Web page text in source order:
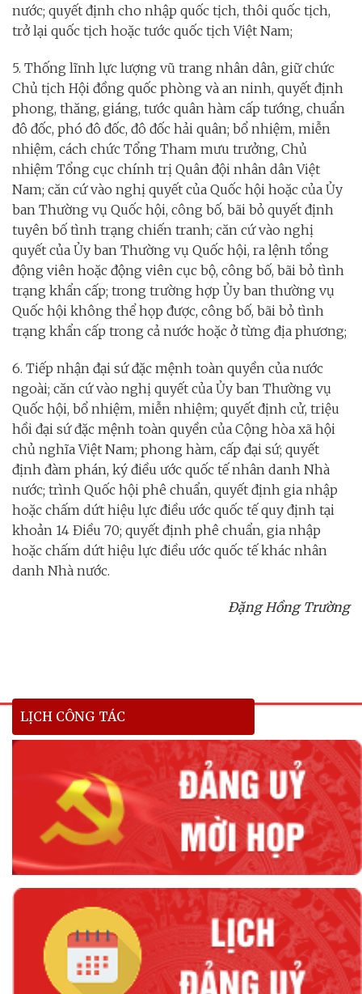
nước; quyết định cho nhập quốc tịch, thôi quốc tịch,
trở lại quốc tịch hoặc tước quốc tịch Việt Nam;
5. Thống lĩnh lực lượng vũ trang nhân dân, giữ chức
Chủ tịch Hội đồng quốc phòng và an ninh, quyết định
phong, thăng, giáng, tước quân hàm cấp tướng, chuẩn
đô đốc, phó đô đốc, đô đốc hải quân; bổ nhiệm, miễn
nhiệm, cách chức Tổng Tham mưu trưởng, Chủ
nhiệm Tổng cục chính trị Quân đội nhân dân Việt
Nam; căn cứ vào nghị quyết của Quốc hội hoặc của Ủy
ban Thường vụ Quốc hội, công bố, bãi bỏ quyết định
tuyên bố tình trạng chiến tranh; căn cứ vào nghị
quyết của Ủy ban Thường vụ Quốc hội, ra lệnh tổng
động viên hoặc động viên cục bộ, công bố, bãi bỏ tình
trạng khẩn cấp; trong trường hợp Ủy ban thường vụ
Quốc hội không thể họp được, công bố, bãi bỏ tình
trạng khẩn cấp trong cả nước hoặc ở từng địa phương;
6. Tiếp nhận đại sứ đặc mệnh toàn quyền của nước
ngoài; căn cứ vào nghị quyết của Ủy ban Thường vụ
Quốc hội, bổ nhiệm, miễn nhiệm; quyết định cử, triệu
hồi đại sứ đặc mệnh toàn quyền của Cộng hòa xã hội
chủ nghĩa Việt Nam; phong hàm, cấp đại sứ; quyết
định đàm phán, ký điều ước quốc tế nhân danh Nhà
nước; trình Quốc hội phê chuẩn, quyết định gia nhập
hoặc chấm dứt hiệu lực điều ước quốc tế quy định tại
khoản 14 Điều 70; quyết định phê chuẩn, gia nhập
hoặc chấm dứt hiệu lực điều ước quốc tế khác nhân
danh Nhà nước.
Đặng Hồng Trường
LỊCH CÔNG TÁC